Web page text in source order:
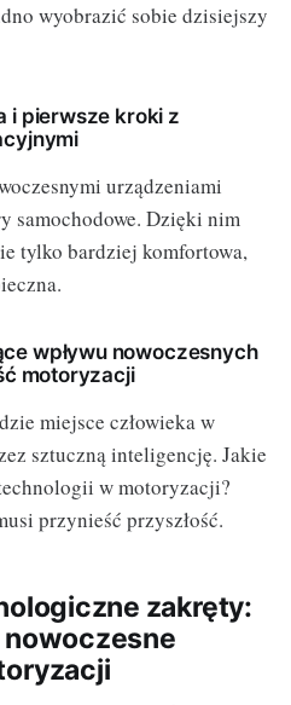
wyobrazić sobie dzisiejszy
i pierwsze kroki z
urządzeniami
samochodowe. Dzięki nim
tylko bardziej komfortowa,
wpływu nowoczesnych
motoryzacji
miejsce człowieka w
sztuczną inteligencję. Jakie
w motoryzacji?
przynieść przyszłość.
zakręty:
nowoczesne